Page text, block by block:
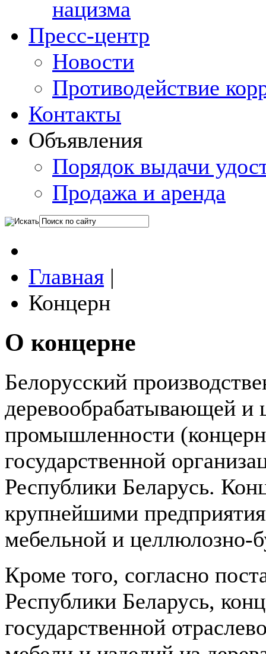
нацизма
Пресс-центр
Новости
Противодействие
Контакты
Объявления
Порядок выдачи
Продажа и аренда
Главная |
Концерн
О концерне
Белорусский
деревообрабатывающей и
промышленности
государственной
Республики Беларусь.
крупнейшими
мебельной и
Кроме того, согласно
Республики Беларусь,
государственной